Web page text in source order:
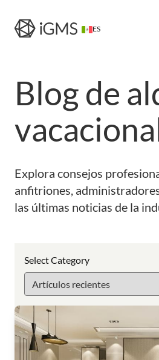
ES
Blog de
Explora consejos
anfitriones,
las últimas noticias de la
Select Category